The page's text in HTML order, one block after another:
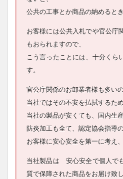
公共の工事とか商品の納めると
お客様には公共入札でや官公庁
もおられますので、
こう言ったことには、十分くら
す。
官公庁関係のお卸業者様も多いの
当社ではその不安を払拭するため
当社の製品が安くても、国内生
防炎加工も全て、認定協会指導の
お客様に安心安全を第一に考え
当社製品は 安心安全で個人で
質で保障された商品をお届け致し